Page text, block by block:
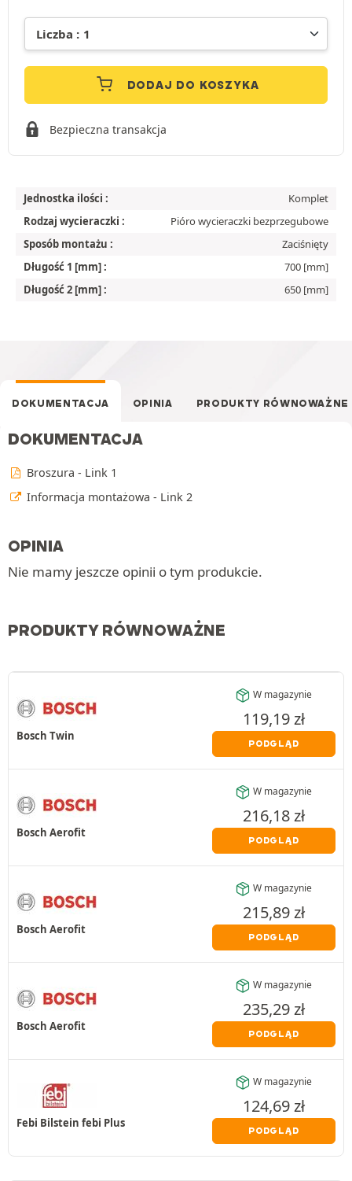
DODAJ DO KOSZYKA
Bezpieczna transakcja
Jednostka ilości :
Komplet
Rodzaj wycieraczki :
Pióro wycieraczki bezprzegubowe
Sposób montażu :
Zaciśnięty
Długość 1 [mm] :
700 [mm]
Długość 2 [mm] :
650 [mm]
DOKUMENTACJA OPINIA PRODUKTY RÓWNOWAŻNE
DOKUMENTACJA
Broszura - Link 1
Informacja montażowa - Link 2
OPINIA
Nie mamy jeszcze opinii o tym produkcie.
PRODUKTY RÓWNOWAŻNE
Bosch Twin
W magazynie
119,19zł
PODGLĄD
Bosch Aerofit
W magazynie
216,18zł
PODGLĄD
Bosch Aerofit
W magazynie
215,89zł
PODGLĄD
Bosch Aerofit
W magazynie
235,29zł
PODGLĄD
Febi Bilstein febi Plus
W magazynie
124,69zł
PODGLĄD